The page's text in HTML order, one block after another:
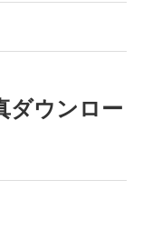
ダウンロー